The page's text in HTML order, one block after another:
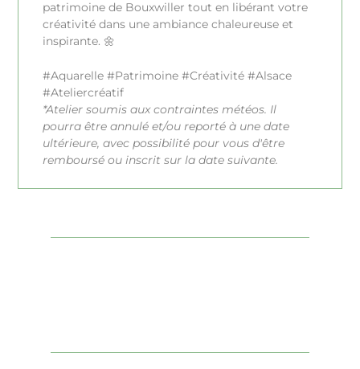
patrimoine de Bouxwiller tout en libérant votre
créativité dans une ambiance chaleureuse et
inspirante. 🌼
#Aquarelle #Patrimoine #Créativité #Alsace
#Ateliercréatif
*Atelier soumis aux contraintes météos. Il
pourra être annulé et/ou reporté à une date
ultérieure, avec possibilité pour vous d'être
remboursé ou inscrit sur la date suivante.